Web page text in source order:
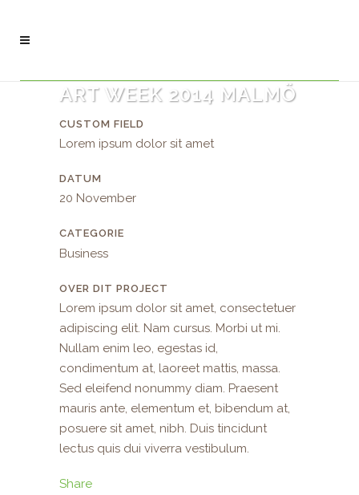
ART WEEK 2014 MALMÖ
CUSTOM FIELD
Lorem ipsum dolor sit amet
DATUM
20 November
CATEGORIE
Business
OVER DIT PROJECT
Lorem ipsum dolor sit amet, consectetuer
adipiscing elit. Nam cursus. Morbi ut mi.
Nullam enim leo, egestas id,
condimentum at, laoreet mattis, massa.
Sed eleifend nonummy diam. Praesent
mauris ante, elementum et, bibendum at,
posuere sit amet, nibh. Duis tincidunt
lectus quis dui viverra vestibulum.
Share